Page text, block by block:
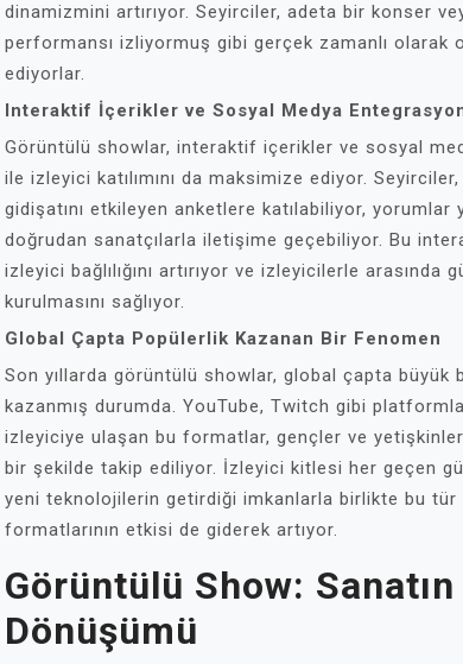
dinamizmini artırıyor. Seyirciler, adeta bir konser
performansı izliyormuş gibi gerçek zamanlı olarak
ediyorlar.
Interaktif İçerikler ve Sosyal Medya
Görüntülü showlar, interaktif içerikler ve sosyal
ile izleyici katılımını da maksimize ediyor. Seyirciler,
gidişatını etkileyen anketlere katılabiliyor,
doğrudan sanatçılarla iletişime geçebiliyor. Bu
izleyici bağlılığını artırıyor ve izleyicilerle arasında
kurulmasını sağlıyor.
Global Çapta Popülerlik Kazanan Bir Fenomen
Son yıllarda görüntülü showlar, global çapta büyük
kazanmış durumda. YouTube, Twitch gibi
izleyiciye ulaşan bu formatlar, gençler ve yetişkinler
bir şekilde takip ediliyor. İzleyici kitlesi her geçen
yeni teknolojilerin getirdiği imkanlarla birlikte bu tür
formatlarının etkisi de giderek artıyor.
Görüntülü Show:
Dönüşümü